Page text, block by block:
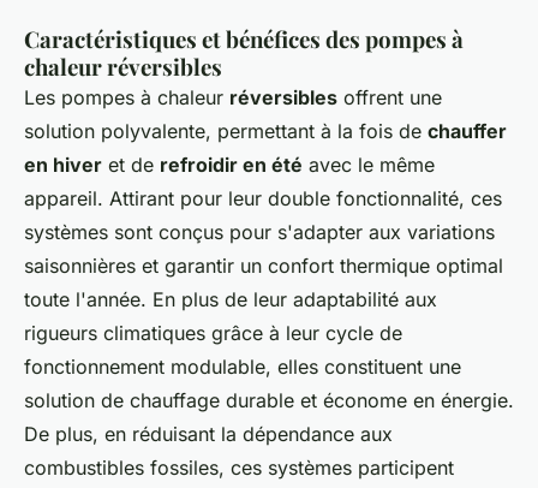
Caractéristiques et bénéfices des pompes à
chaleur réversibles
Les pompes à chaleur réversibles offrent une
solution polyvalente, permettant à la fois de chauffer
en hiver et de refroidir en été avec le même
appareil. Attirant pour leur double fonctionnalité, ces
systèmes sont conçus pour s'adapter aux variations
saisonnières et garantir un confort thermique optimal
toute l'année. En plus de leur adaptabilité aux
rigueurs climatiques grâce à leur cycle de
fonctionnement modulable, elles constituent une
solution de chauffage durable et économe en énergie.
De plus, en réduisant la dépendance aux
combustibles fossiles, ces systèmes participent